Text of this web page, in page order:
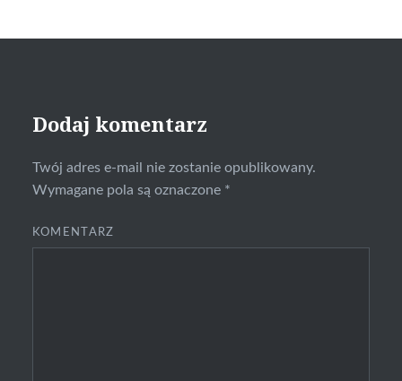
Dodaj komentarz
Twój adres e-mail nie zostanie opublikowany.
Wymagane pola są oznaczone *
KOMENTARZ